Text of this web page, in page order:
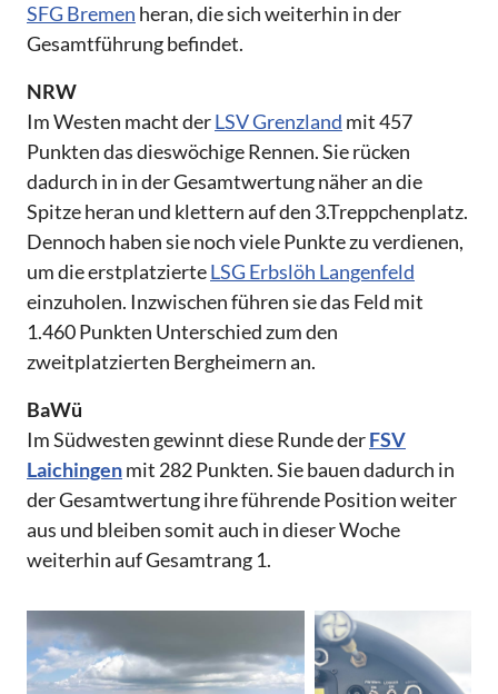
SFG Bremen heran, die sich weiterhin in der
Gesamtführung befindet.
NRW
Im Westen macht derLSV Grenzland mit 457
Punkten das dieswöchige Rennen. Sie rücken
dadurch in in der Gesamtwertung näher an die
Spitze heran und klettern auf den 3.Treppchenplatz.
Dennoch haben sie noch viele Punkte zu verdienen,
um die erstplatzierteLSG Erbslöh Langenfeld
einzuholen. Inzwischen führen sie das Feld mit
1.460 Punkten Unterschied zum den
zweitplatzierten Bergheimern an.
BaWü
Im Südwesten gewinnt diese Runde derFSV
Laichingenmit 282 Punkten. Sie bauen dadurch in
der Gesamtwertung ihre führende Position weiter
aus und bleiben somit auch in dieser Woche
weiterhin auf Gesamtrang 1.